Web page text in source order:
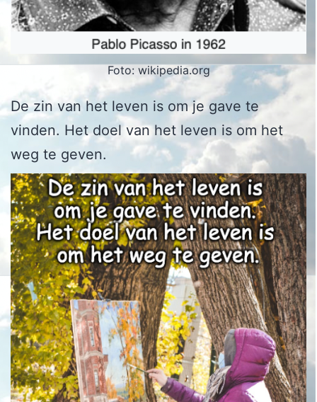
Foto: wikipedia.org
De zin van het leven is om je gave te
vinden. Het doel van het leven is om het
weg te geven.